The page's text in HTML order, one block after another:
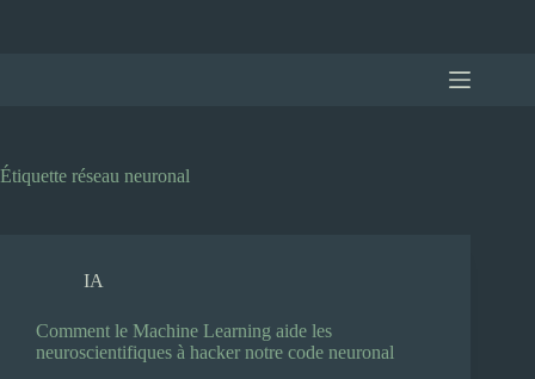
Étiquette réseau neuronal
IA
Comment le Machine Learning aide les
neuroscientifiques à hacker notre code neuronal